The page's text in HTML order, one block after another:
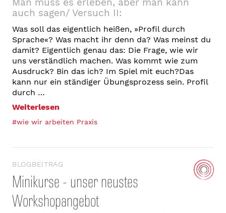
Man muss es erleben, aber man kann
auch sagen/ Versuch II:
Was soll das eigentlich heißen, »Profil durch
Sprache«? Was macht ihr denn da? Was meinst du
damit? Eigentlich genau das: Die Frage, wie wir
uns verständlich machen. Was kommt wie zum
Ausdruck? Bin das ich? Im Spiel mit euch?Das
kann nur ein ständiger Übungsprozess sein. Profil
durch …
Weiterlesen
#wie wir arbeiten Praxis
BLOGBEITRAG
Minikurse - unser neustes
Workshopangebot